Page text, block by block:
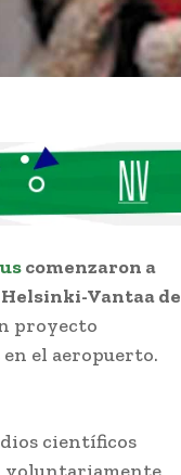
comenzaron a
Vantaa de
proyecto
el aeropuerto.
científicos